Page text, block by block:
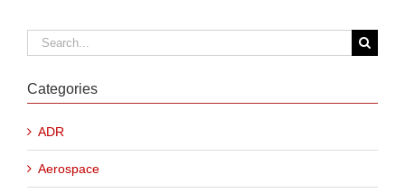
Search
for:
Categories
ADR
Aerospace